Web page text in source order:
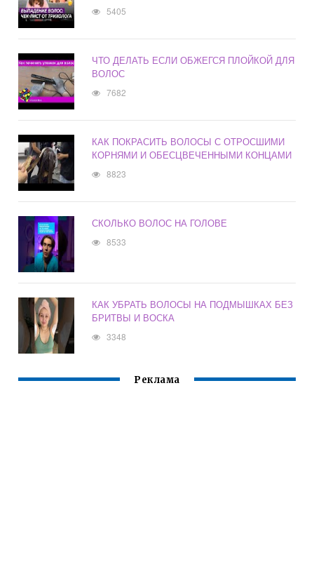
5405
ЧТО ДЕЛАТЬ ЕСЛИ ОБЖЕГСЯ ПЛОЙКОЙ ДЛЯ
ВОЛОС
7682
КАК ПОКРАСИТЬ ВОЛОСЫ С ОТРОСШИМИ
КОРНЯМИ И ОБЕСЦВЕЧЕННЫМИ КОНЦАМИ
8823
СКОЛЬКО ВОЛОС НА ГОЛОВЕ
8533
КАК УБРАТЬ ВОЛОСЫ НА ПОДМЫШКАХ БЕЗ
БРИТВЫ И ВОСКА
3348
Реклама